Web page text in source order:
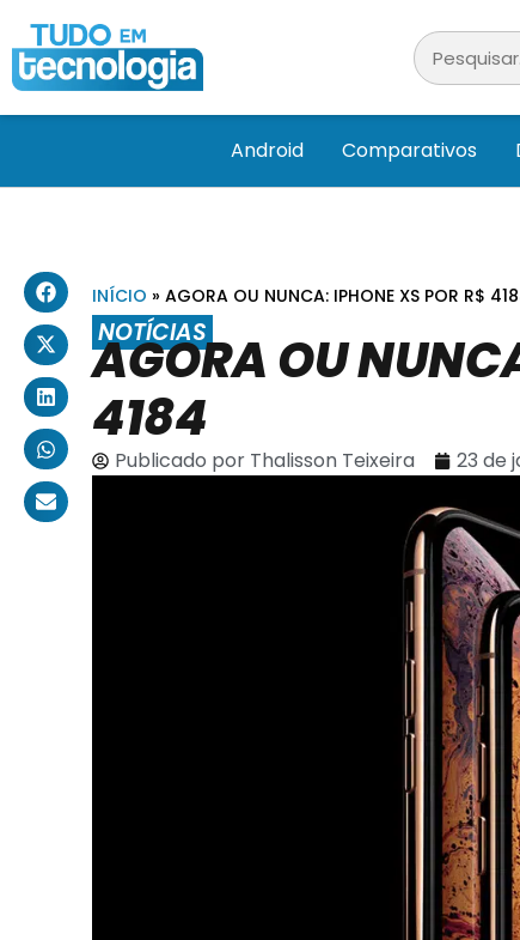
Android Comparativos
INÍCIO » AGORA OU NUNCA: IPHONE XS POR R$
NOTÍCIAS
AGORA OU
4184
Publicado porThalisson Teixeira 23 de